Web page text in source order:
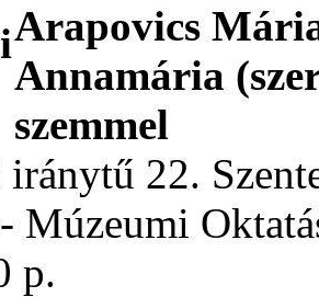
Arapovics
Annamária
szemmel
22.
Múzeumi
p.